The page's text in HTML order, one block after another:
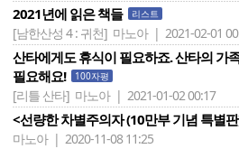
2021년에 읽은 책들 리스트
[남한산성 4 : 귀천] 마노아 | 2021-02-01
산타에게도 휴식이 필요하죠. 산타의 가
필요해요!
100자평
[리틀 산타] 마노아 | 2021-01-02 00:17
<선량한 차별주의자 (10만부 기념 특별
마노아 | 2020-11-08 11:25